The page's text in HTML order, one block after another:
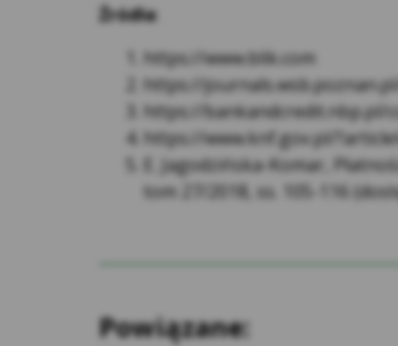
Źródła:
https://www.blik.com
https://
https://bankandcredit.nbp.pl/
https://www.knf.gov.pl/
E. Jagodzińska-Komar,
tom 27/2018, ss. 105-116
Powiązane: